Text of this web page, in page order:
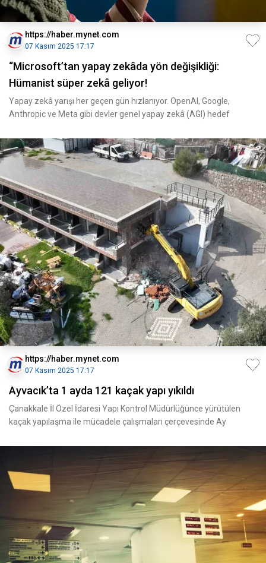
https://haber.mynet.com
07 Kasım 2025 17:17
“Microsoft’tan yapay zekâda yön değişikliği:
Hümanist süper zekâ geliyor!
Yapay zekâ yarışı her geçen gün hızlanıyor. OpenAI, Google,
Anthropic ve Meta gibi devler genel yapay zekâ (AGI) hedef
https://haber.mynet.com
07 Kasım 2025 17:17
Ayvacık’ta 1 ayda 121 kaçak yapı yıkıldı
Çanakkale İl Özel İdaresi Yapı Kontrol Müdürlüğünce yürütülen
kaçak yapılaşma ile mücadele çalışmaları çerçevesinde Ay